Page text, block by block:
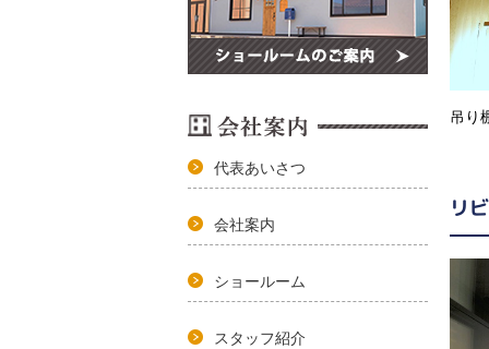
代表あいさつ
会社案内
ショールーム
スタッフ紹介
吊り
リ